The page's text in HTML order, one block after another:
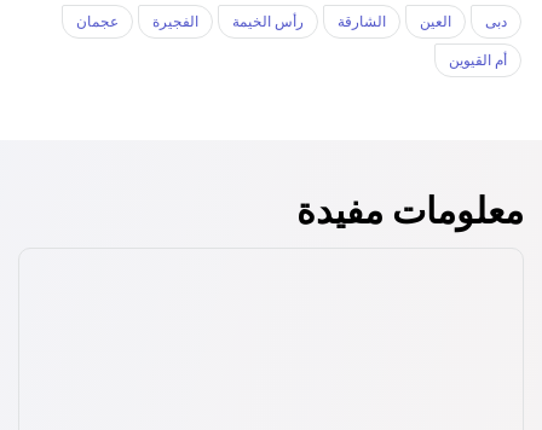
دبى العين الشارقة رأس الخيمة الفجيرة عجمان
أم القيوين
معلومات مفيدة